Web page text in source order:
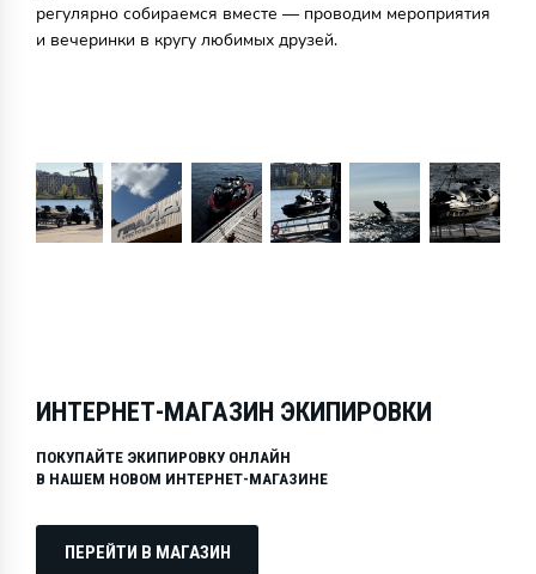
регулярно собираемся вместе — проводим мероприятия
и вечеринки в кругу любимых друзей.
ИНТЕРНЕТ-МАГАЗИН ЭКИПИРОВКИ
ПОКУПАЙТЕ ЭКИПИРОВКУ ОНЛАЙН
В НАШЕМ НОВОМ ИНТЕРНЕТ-МАГАЗИНЕ
ПЕРЕЙТИ В МАГАЗИН